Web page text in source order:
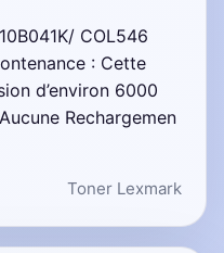
COL546
: Cette
d’environ 6000
Rechargemen
Toner Lexmark